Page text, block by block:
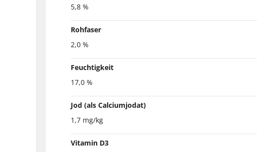
5,8 %
Rohfaser
2,0 %
Feuchtigkeit
17,0 %
Jod (als Calciumjodat)
1,7 mg/kg
Vitamin D3